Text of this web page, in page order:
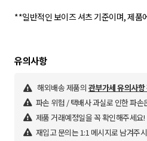
**일반적인 보이즈 셔츠 기준이며, 제품
유의사항
해외배송 제품의 관부가세 유의사
파손 위험 / 택배사 과실로 인한 파손
제품 거래예정일을 꼭 확인해주세요!
재입고 문의는 1:1 메시지로 남겨주